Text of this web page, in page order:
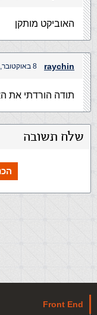
האוביקט מותקן
raychin 8 באוקטובר, 2009 בשעה 10:49 am
תודה הורדתי את
שלח תשובה
Front End